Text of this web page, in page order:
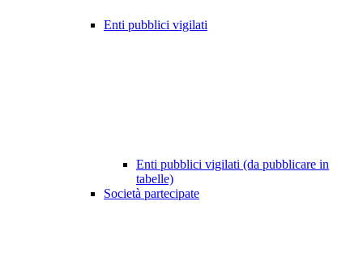
Enti pubblici vigilati
Enti pubblici vigilati (da pubblicare in
tabelle)
Società partecipate